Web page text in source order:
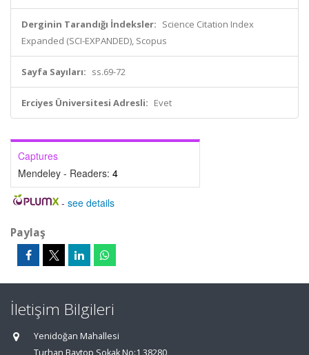
Derginin Tarandığı İndeksler: Science Citation Index
Expanded (SCI-EXPANDED), Scopus
Sayfa Sayıları: ss.69-72
Erciyes Üniversitesi Adresli: Evet
Captures
Mendeley - Readers: 4
- see details
Paylaş
İletişim Bilgileri
Yenidoğan Mahallesi
Turhan Baytop Sokak No:1 38280